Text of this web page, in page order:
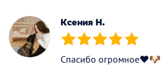
Ксения Н.
(*) (*) (*) (*) (*)
Спасибо огромное❤🐶